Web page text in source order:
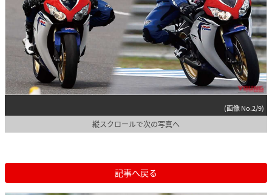
(画像 No.2/9)
縦スクロールで次の写真へ
記事へ戻る